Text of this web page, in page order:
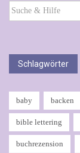
SUCHEN
NACH:
Schlagwörter
baby backen
bible lettering
buchrezension